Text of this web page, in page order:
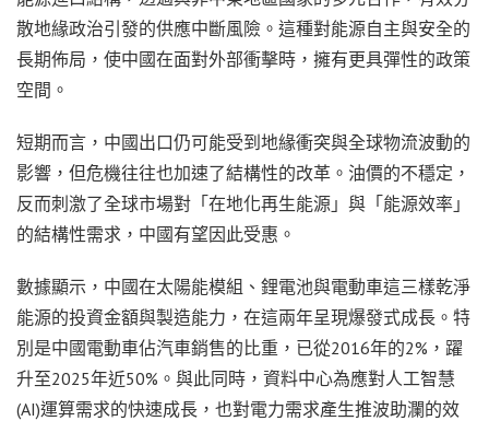
散地緣政治引發的供應中斷風險。這種對能源自主與安全的
長期佈局，使中國在面對外部衝擊時，擁有更具彈性的政策
空間。
短期而言，中國出口仍可能受到地緣衝突與全球物流波動的
影響，但危機往往也加速了結構性的改革。油價的不穩定，
反而刺激了全球市場對「在地化再生能源」與「能源效率」
的結構性需求，中國有望因此受惠。
數據顯示，中國在太陽能模組、鋰電池與電動車這三樣乾淨
能源的投資金額與製造能力，在這兩年呈現爆發式成長。特
別是中國電動車佔汽車銷售的比重，已從2016年的2%，躍
升至2025年近50%。與此同時，資料中心為應對人工智慧
(AI)運算需求的快速成長，也對電力需求產生推波助瀾的效